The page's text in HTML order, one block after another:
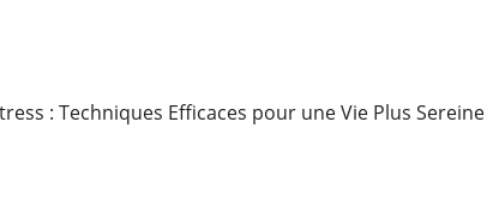
: Techniques Efficaces pour une Vie Plus Sereine